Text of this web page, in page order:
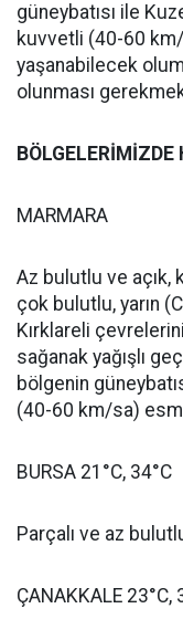
güneybatısı ile
kuvvetli (40-60
yaşanabilecek
olunması
BÖLGELERİMİZDE
MARMARA
Az bulutlu ve açık,
çok bulutlu, yarın
Kırklareli
sağanak yağışlı
bölgenin
(40-60 km/sa)
BURSA 21°C, 34°C
Parçalı ve az
ÇANAKKALE 23°C,